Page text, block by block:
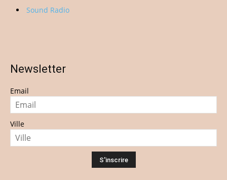
Sound Radio
Newsletter
Email
Ville